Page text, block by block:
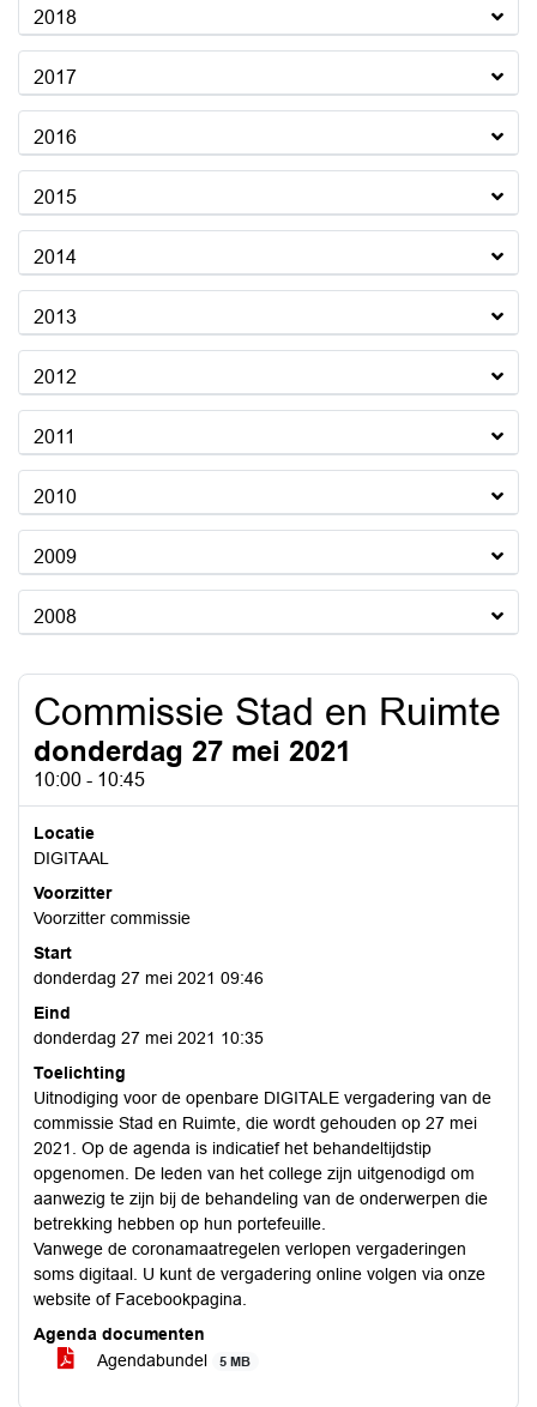
2018
2017
2016
2015
2014
2013
2012
2011
2010
2009
2008
Commissie Stad en Ruimte
donderdag 27 mei 2021
10:00 - 10:45
Locatie
DIGITAAL
Voorzitter
Voorzitter commissie
Start
donderdag 27 mei 2021 09:46
Eind
donderdag 27 mei 2021 10:35
Toelichting
Uitnodiging voor de openbare DIGITALE vergadering van de
commissie Stad en Ruimte, die wordt gehouden op 27 mei
2021. Op de agenda is indicatief het behandeltijdstip
opgenomen. De leden van het college zijn uitgenodigd om
aanwezig te zijn bij de behandeling van de onderwerpen die
betrekking hebben op hun portefeuille.
Vanwege de coronamaatregelen verlopen vergaderingen
soms digitaal. U kunt de vergadering online volgen via onze
website of Facebookpagina.
Agenda documenten
Agendabundel
5 MB